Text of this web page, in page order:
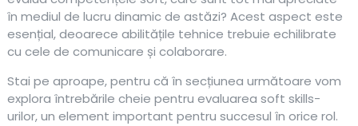
în mediul de lucru dinamic de astăzi? Acest aspect este
esențial, deoarece abilitățile tehnice trebuie echilibrate
cu cele de comunicare și colaborare.
Stai pe aproape, pentru că în secțiunea următoare vom
explora întrebările cheie pentru evaluarea soft skills-
urilor, un element important pentru succesul în orice rol.